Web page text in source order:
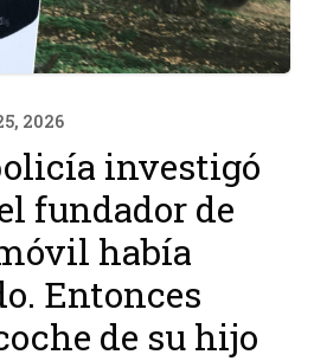
2026
investigó
fundador de
había
Entonces
de su hijo